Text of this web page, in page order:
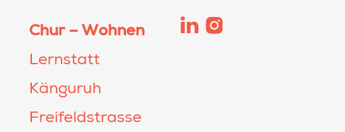
Chur – Wohnen
Lernstatt
Känguruh
Freifeldstrasse